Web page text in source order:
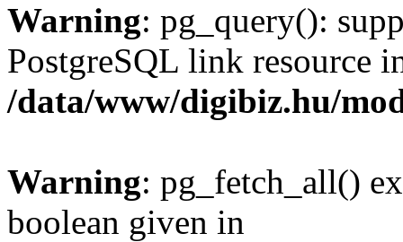
Warning: pg_query():
PostgreSQL link resource
/data/www/digibiz.hu/
Warning: pg_fetch_all()
boolean given in